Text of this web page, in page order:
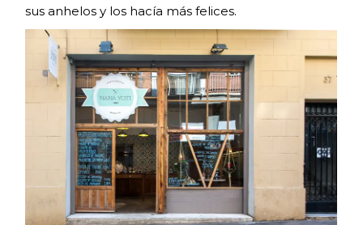
sus anhelos y los hacía más felices.